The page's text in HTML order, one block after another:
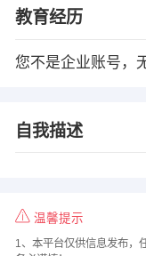
教育经历
您不是企业账号，
自我描述
温馨提示
1、本平台仅供信息发布，